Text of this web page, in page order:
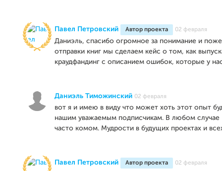
Павел Петровский Автор проекта 02 февраля
Даниэль, спасибо огромное за понимание и
отправки книг мы сделаем кейс о том, как
краудфандинг с описанием ошибок, которые у
Даниэль Тиможинский 02 февраля
вот я и имею в виду что может хоть этот опыт
нашим уважаемым подписчикам. В любом случае
часто комом. Мудрости в будущих проектах и
Павел Петровский Автор проекта 02 февраля